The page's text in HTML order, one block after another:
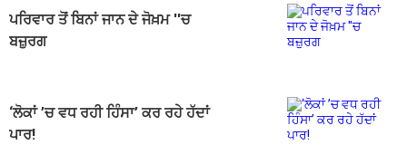
ਪਰਿਵਾਰ ਤੋਂ ਬਿਨਾਂ ਜਾਨ ਦੇ ਜੋਖ਼ਮ ''ਚ
ਬਜ਼ੁਰਗ
‘ਲੋਕਾਂ ’ਚ ਵਧ ਰਹੀ ਹਿੰਸਾ’ ਕਰ ਰਹੇ ਹੱਦਾਂ
ਪਾਰ!